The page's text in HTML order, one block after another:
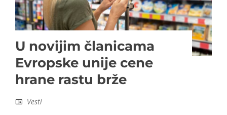
U novijim članicama
Evropske unije cene
hrane rastu brže
Vesti